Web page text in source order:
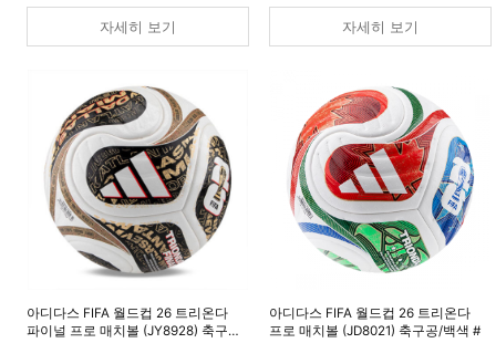
자세히 보기 자세히 보기
아디다스 FIFA 월드컵 26 트리온다
파이널 프로 매치볼 (JY8928) 축구공/
아디다스 FIFA 월드컵 26 트리온다
프로 매치볼 (JD8021) 축구공/백색 #